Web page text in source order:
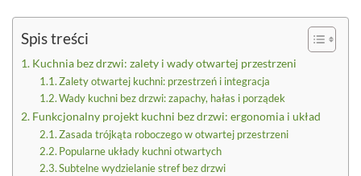
Spis treści
Kuchnia bez drzwi: zalety i wady otwartej przestrzeni
Zalety otwartej kuchni: przestrzeń i integracja
Wady kuchni bez drzwi: zapachy, hałas i porządek
Funkcjonalny projekt kuchni bez drzwi: ergonomia i układ
Zasada trójkąta roboczego w otwartej przestrzeni
Popularne układy kuchni otwartych
Subtelne wydzielanie stref bez drzwi